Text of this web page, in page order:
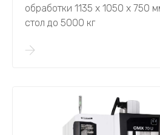
обработки 1135 х 1050 х 750
стол до 5000 кг